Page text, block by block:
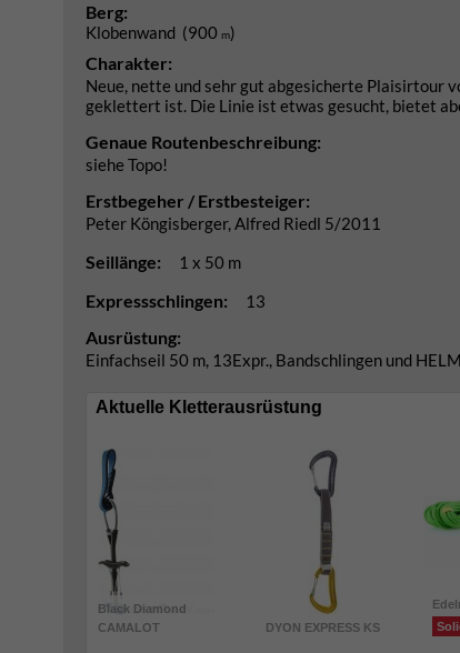
Berg:
Klobenwand (900 m)
Charakter:
Neue, nette und sehr gut abgesicherte Plaisirtour
geklettert ist. Die Linie ist etwas gesucht, bietet
Genaue Routenbeschreibung:
siehe Topo!
Erstbegeher / Erstbesteiger:
Peter Köngisberger, Alfred Riedl 5/2011
Seillänge: 1 x 50 m
Expressschlingen: 13
Ausrüstung:
Einfachseil 50 m, 13Expr., Bandschlingen und
Aktuelle Kletterausrüstung
Black Diamond
CAMALOT
DYON EXPRESS KS